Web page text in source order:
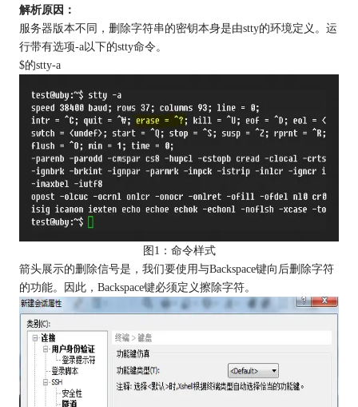
解析原因：
服务器版本不同，删除字符串的密钥本身是由stty的环境定义。运
行带有选项-a以下的stty命令。
$的stty-a
图1：命令样式
箭头展示的删除信号是，我们要使用与Backspace键向后删除字符
的功能。因此，Backspace键必须定义擦除字符。